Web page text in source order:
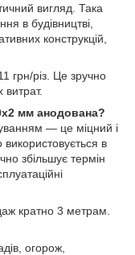
вигляд. Така
в будівництві,
конструкцій,
грн/різ. Це зручно
витрат.
мм анодована?
— це міцний і
використовується в
збільшує термін
кратно 3 метрам.
огорож,